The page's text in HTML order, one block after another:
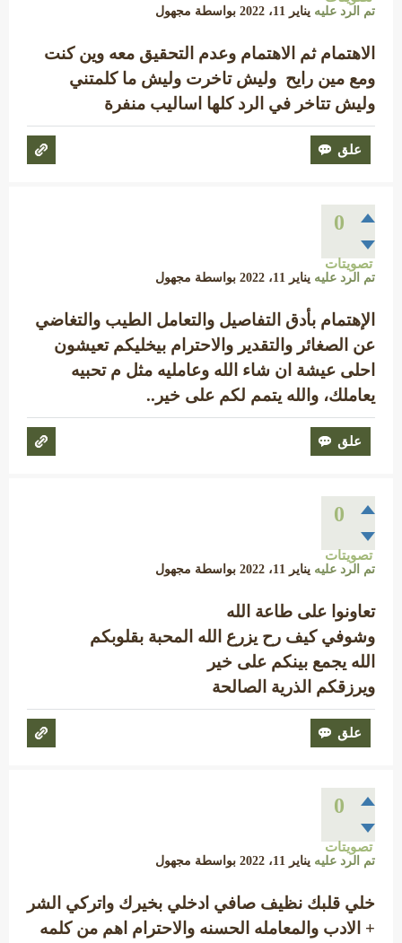
تم الرد عليه يناير 11، 2022 بواسطة مجهول
الاهتمام ثم الاهتمام وعدم التحقيق معه وين كنت
ومع مين رايح وليش تاخرت وليش ما كلمتني
وليش تتاخر في الرد كلها اساليب منفرة
0
تصويتات
تم الرد عليه يناير 11، 2022 بواسطة مجهول
الإهتمام بأدق التفاصيل والتعامل الطيب والتغاضي
عن الصغائر والتقدير والاحترام بيخليكم تعيشون
احلى عيشة ان شاء الله وعامليه مثل م تحبيه
يعاملك، والله يتمم لكم على خير..
0
تصويتات
تم الرد عليه يناير 11، 2022 بواسطة مجهول
تعاونوا على طاعة الله
وشوفي كيف رح يزرع الله المحبة بقلوبكم
الله يجمع بينكم على خير
ويرزقكم الذرية الصالحة
0
تصويتات
تم الرد عليه يناير 11، 2022 بواسطة مجهول
خلي قلبك نظيف صافي ادخلي بخيرك واتركي الشر
+ الادب والمعامله الحسنه والاحترام اهم من كلمه